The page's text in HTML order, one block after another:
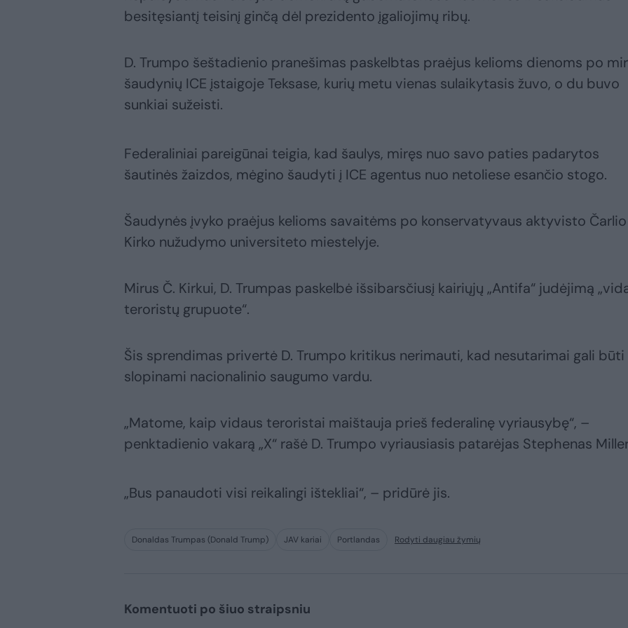
besitęsiantį teisinį ginčą dėl prezidento įgaliojimų ribų.
D. Trumpo šeštadienio pranešimas paskelbtas praėjus kelioms dienoms po
šaudynių ICE įstaigoje Teksase, kurių metu vienas sulaikytasis žuvo, o du buvo
sunkiai sužeisti.
Federaliniai pareigūnai teigia, kad šaulys, miręs nuo savo paties padarytos
šautinės žaizdos, mėgino šaudyti į ICE agentus nuo netoliese esančio stogo.
Šaudynės įvyko praėjus kelioms savaitėms po konservatyvaus aktyvisto Čarlio
Kirko nužudymo universiteto miestelyje.
Mirus Č. Kirkui, D. Trumpas paskelbė išsibarsčiusį kairiųjų „Antifa“ judėjimą
teroristų grupuote“.
Šis sprendimas privertė D. Trumpo kritikus nerimauti, kad nesutarimai gali būti
slopinami nacionalinio saugumo vardu.
„Matome, kaip vidaus teroristai maištauja prieš federalinę vyriausybę“, –
penktadienio vakarą „X“ rašė D. Trumpo vyriausiasis patarėjas Stephenas
„Bus panaudoti visi reikalingi ištekliai“, – pridūrė jis.
Donaldas Trumpas (Donald Trump) JAV kariai Portlandas Rodyti daugiau žymių
Komentuoti po šiuo straipsniu